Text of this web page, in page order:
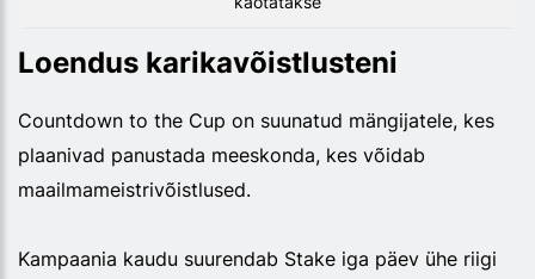
Loendus karikavõistlusteni
Countdown to the Cup on suunatud mängijatele, kes
plaanivad panustada meeskonda, kes võidab
maailmameistrivõistlused.
Kampaania kaudu suurendab Stake iga päev ühe riigi